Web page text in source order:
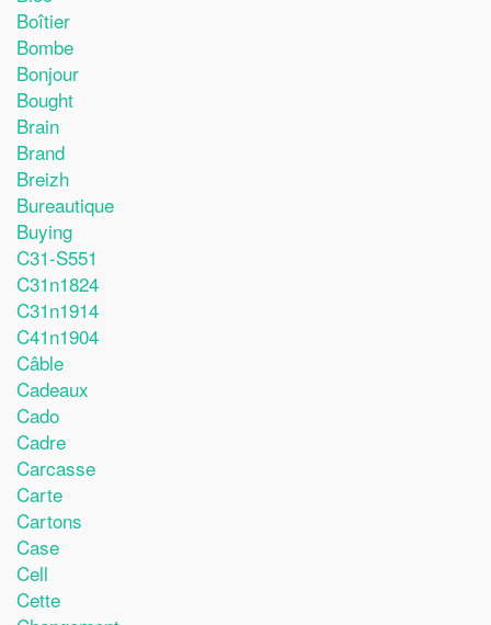
Boîtier
Bombe
Bonjour
Bought
Brain
Brand
Breizh
Bureautique
Buying
C31-S551
C31n1824
C31n1914
C41n1904
Câble
Cadeaux
Cado
Cadre
Carcasse
Carte
Cartons
Case
Cell
Cette